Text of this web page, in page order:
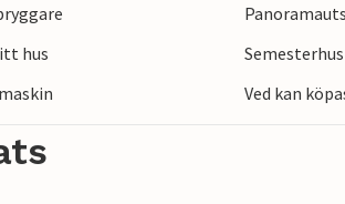
ett fängelsemuseum. Jelling
gravhögarna och runstenarna är
bort. Här kommer hela familjen att
hus
Ved kan